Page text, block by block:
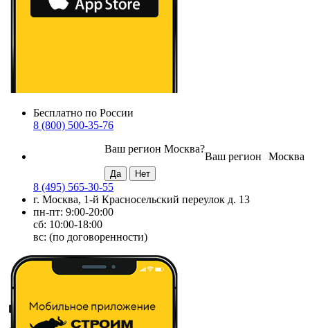
Бесплатно по России
8 (800) 500-35-76
Москва
Ваш регион
Ваш регион Москва?
8 (495) 565-30-55
г. Москва, 1-й Красносельский переулок д. 13
пн-пт: 9:00-20:00
сб: 10:00-18:00
вс: (по договоренности)